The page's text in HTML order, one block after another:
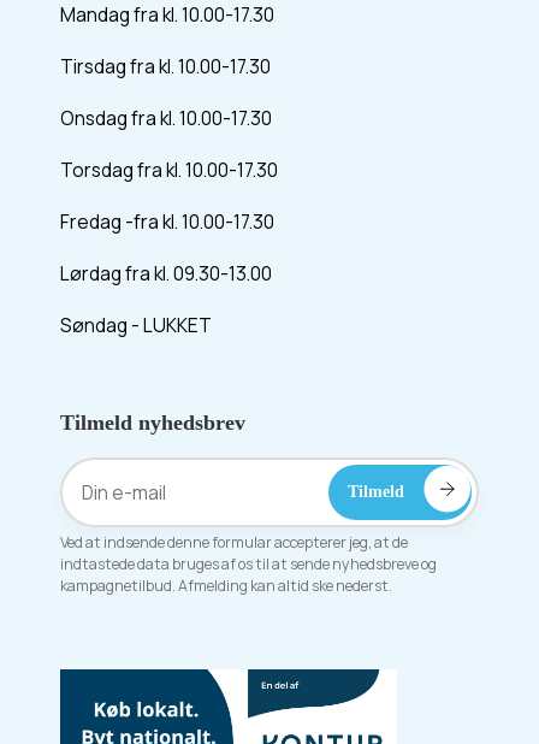
Mandag fra kl. 10.00-17.30
Tirsdag fra kl. 10.00-17.30
Onsdag fra kl. 10.00-17.30
Torsdag fra kl. 10.00-17.30
Fredag -fra kl. 10.00-17.30
Lørdag fra kl. 09.30-13.00
Søndag - LUKKET
Tilmeld nyhedsbrev
Ved at indsende denne formular accepterer jeg, at de
indtastede data bruges af os til at sende nyhedsbreve og
kampagnetilbud. Afmelding kan altid ske nederst.